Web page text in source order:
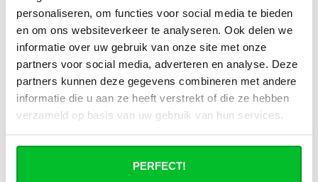
personaliseren, om functies voor social media te bieden
en om ons websiteverkeer te analyseren. Ook delen we
informatie over uw gebruik van onze site met onze
partners voor social media, adverteren en analyse. Deze
partners kunnen deze gegevens combineren met andere
informatie die u aan ze heeft verstrekt of die ze hebben
verzameld op basis van uw gebruik van hun services.
PERFECT!
ECA
200x60 cm Type 22 - 3739
Watt - Duo Hybride
Verticale radiator met Wifi
functie - vlakke voorzijde -
Wit (Ral 9016)
De gepatenteerde Duo
Hybride radiator van
ECA
180x60 cm Type 22 - 3438
Watt - Duo Hybride
Verticale radiator met Wifi
functie - gegroefde
voorzijde - Wit (Ral 9016)
De gepatenteerde Duo
Hybride radiator van
zowel op cv (gas..